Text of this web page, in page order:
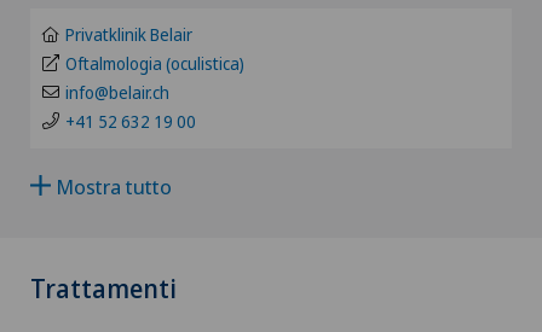
Artrosi del ginocchio
Artrosi dell'articolazione della spalla
Artrosi della caviglia
NE
Privatklinik Belair
Oftalmologia (oculistica)
info@belair.ch
+41 52 632 19 00
Mostra tutto
Trattamenti